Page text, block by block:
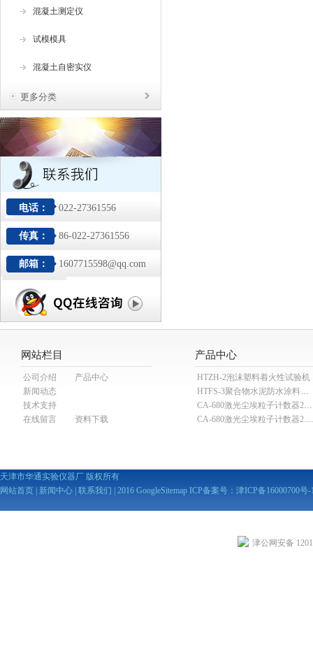
混凝土测定仪
试模模具
混凝土自密实仪
更多分类
电话： 022-27361556
传真： 86-022-27361556
邮箱： 1607715598@qq.com
网站栏目
公司介绍
产品中心
新闻动态
技术支持
在线留言
资料下载
产品中心
HTZH-2泡沫塑料着火性试验机
HTFS-3聚合物水泥防水涂料分散机
CA-680激光尘埃粒子计数器28.3L
CA-680激光尘埃粒子
天津市华通实验仪器厂 版权所有
网站首页
新闻中心 联系我们 | 2016 GoogleSitemap ICP备案号： 津ICP备16000700号-
津公网安备